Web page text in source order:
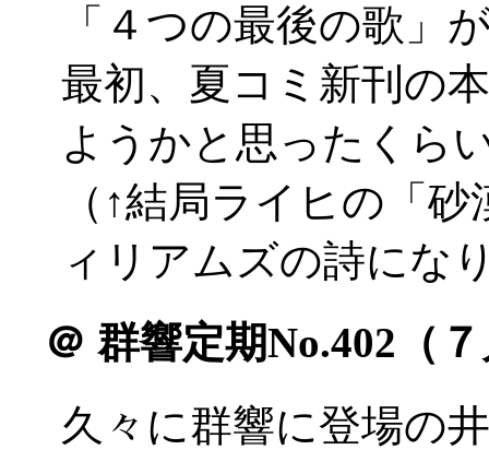
「４つの最後の歌」
最初、夏コミ新刊の
ようかと思ったくら
（↑結局ライヒの「
ィリアムズの詩にな
＠ 群響定期No.402（
久々に群響に登場の